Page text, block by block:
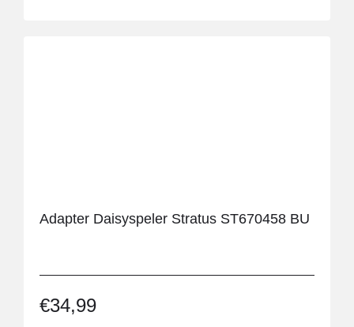
Adapter Daisyspeler Stratus ST670458 BU
€34,99